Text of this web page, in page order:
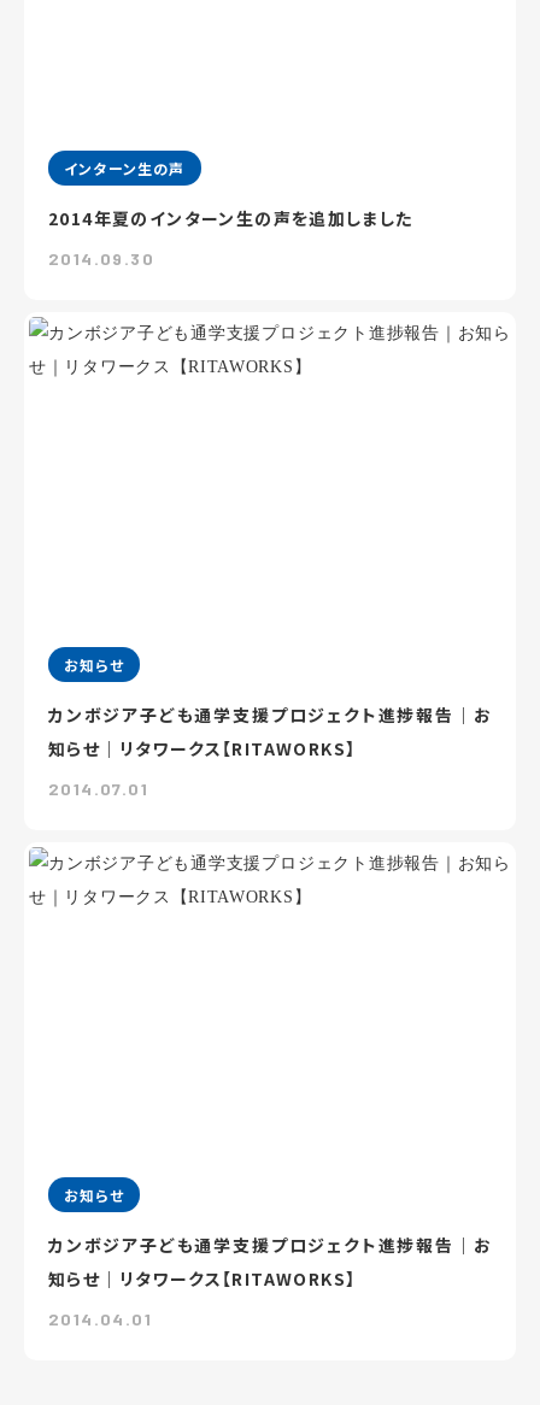
インターン生の声
2014年夏のインターン生の声を追加しました
2014.09.30
お知らせ
カンボジア子ども通学支援プロジェクト進捗報告｜お
知らせ｜リタワークス【RITAWORKS】
2014.07.01
お知らせ
カンボジア子ども通学支援プロジェクト進捗報告｜お
知らせ｜リタワークス【RITAWORKS】
2014.04.01